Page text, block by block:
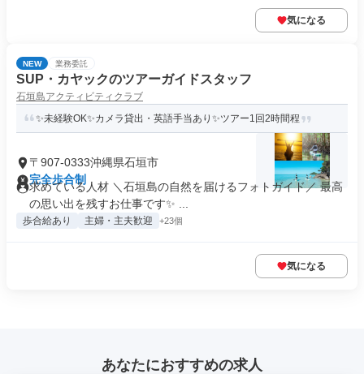
気になる
NEW 業務委託
SUP・カヤックのツアーガイドスタッフ
石垣島アクティビティクラブ
✨未経験OK✨カメラ貸出・英語手当あり✨ツアー1回2時間程
〒907-0333沖縄県石垣市
完全歩合制
求めている人材 ＼石垣島の自然を届けるフォトガイド／ 最高
の思い出を残すお仕事です✨ ...
歩合給あり 主婦・主夫歓迎 +23個
気になる
あなたにおすすめの求人